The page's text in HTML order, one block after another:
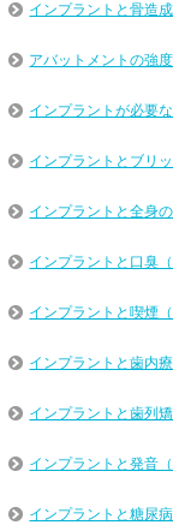
インプラントと骨造成
アバットメントの強度
インプラントが必要
インプラントとブリッ
インプラントと全身
インプラントと口臭（
インプラントと喫煙（
インプラントと歯内療
インプラントと歯列矯
インプラントと発音（
インプラントと糖尿病